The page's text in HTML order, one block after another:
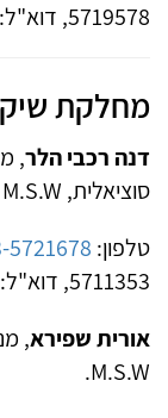
5719578, דוא"ל:
מחלקת
דנה רכבי הלר,
סוציאלית, M.S.W
טלפון: 5721678
5711353, דוא"ל:
אורית שפירא,
M.S.W.